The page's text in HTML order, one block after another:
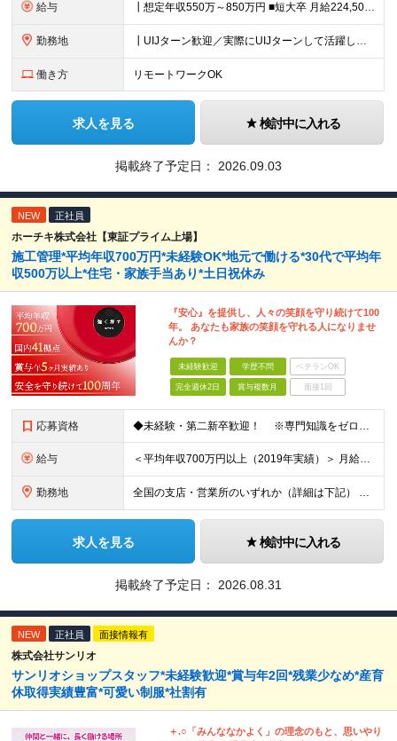
給与 ┃想定年収550万～850万円 ■短大卒 月給224,500円～ ■高専卒 月給262,000円～ ■大学卒 月給287,000円～ ■修士了 月給314,000円～ ■博士了 月給355,
勤務地 ┃UIJターン歓迎／実際にUIJターンして活躍している社員多数 ┃マイカー、バイク通勤可 ◇京都・大阪からのアクセスも良好 └京都駅から約20分 └大阪駅から約50分 【草津事業所】 滋賀県草津市
働き方 リモートワークOK
求人を見る 検討中に入れる
掲載終了予定日： 2026.09.03
NEW 正社員
ホーチキ株式会社【東証プライム上場】
施工管理*平均年収700万円*未経験OK*地元で働ける*30代で平均年
収500万以上*住宅・家族手当あり*土日祝休み
『安心』を提供し、人々の笑顔を守り続けて100
年。 あなたも家族の笑顔を守れる人になりませ
んか？
未経験歓迎 学歴不問 ベテランOK
完全週休2日 賞与複数月 面接1回
応募資格 ◆未経験・第二新卒歓迎！ ※専門知識をゼロから習得できる研修制度があります！ ◆学歴不問
給与 ＜平均年収700万円以上（2019年実績）＞ 月給21万1000円以上＋賞与年2回 ※上記は基本給です。別途、各種手当を支給いたします ※経験・能力を考慮の上、当社規程により優遇いたします ※試用
勤務地 全国の支店・営業所のいずれか（詳細は下記） ※入社直後はお住まいから通える範囲の支店・営業所に配属 （入社直後の転勤はありません） ※U・Iターン歓迎（社宅・独身寮完備） ＜北海道・東北エリア＞
求人を見る 検討中に入れる
掲載終了予定日： 2026.08.31
NEW 正社員 面接情報有
株式会社サンリオ
サンリオショップスタッフ*未経験歓迎*賞与年2回*残業少なめ*産育
休取得実績豊富*可愛い制服*社割有
＋.○「みんななかよく」の理念のもと、思いやり